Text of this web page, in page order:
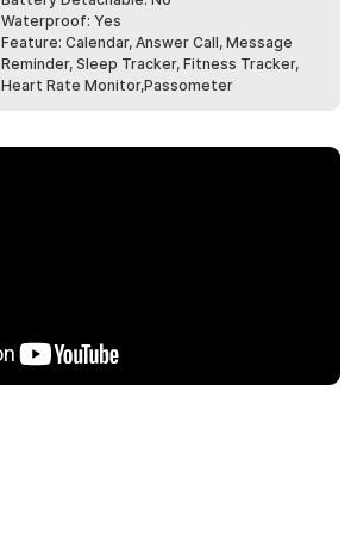
Waterproof: Yes
Feature: Calendar, Answer Call, Message
Reminder, Sleep Tracker, Fitness Tracker,
Heart Rate Monitor,Passometer